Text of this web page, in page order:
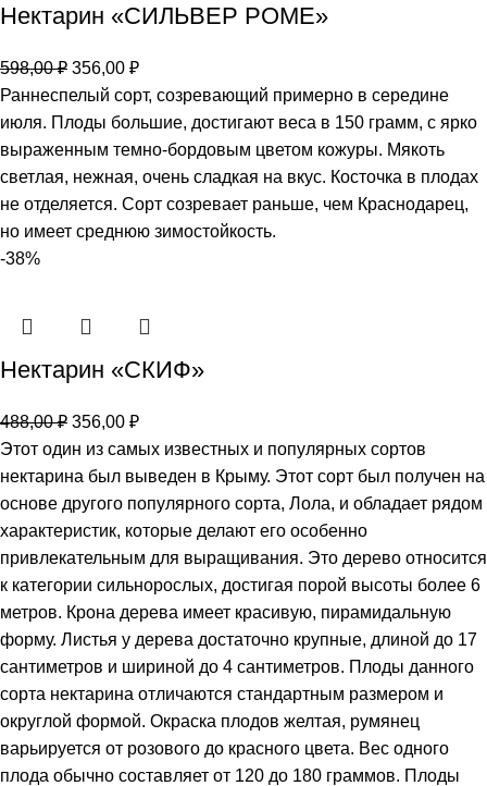
Нектарин «СИЛЬВЕР РОМЕ»
598,00₽ 356,00 ₽
Раннеспелый сорт, созревающий примерно в середине
июля. Плоды большие, достигают веса в 150 грамм, с ярко
выраженным темно-бордовым цветом кожуры. Мякоть
светлая, нежная, очень сладкая на вкус. Косточка в плодах
не отделяется. Сорт созревает раньше, чем Краснодарец,
но имеет среднюю зимостойкость.
-38%
Нектарин «СКИФ»
488,00₽ 356,00 ₽
Этот один из самых известных и популярных сортов
нектарина был выведен в Крыму. Этот сорт был получен на
основе другого популярного сорта, Лола, и обладает рядом
характеристик, которые делают его особенно
привлекательным для выращивания. Это дерево относится
к категории сильнорослых, достигая порой высоты более 6
метров. Крона дерева имеет красивую, пирамидальную
форму. Листья у дерева достаточно крупные, длиной до 17
сантиметров и шириной до 4 сантиметров. Плоды данного
сорта нектарина отличаются стандартным размером и
округлой формой. Окраска плодов желтая, румянец
варьируется от розового до красного цвета. Вес одного
плода обычно составляет от 120 до 180 граммов. Плоды